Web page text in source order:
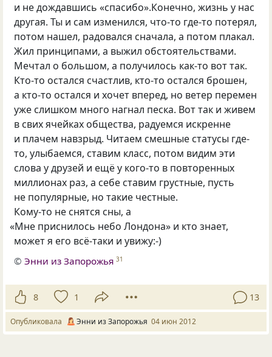
и не дождавшись «спасибо».Конечно, жизнь у нас
другая. Ты и сам изменился, что-то где-то потерял,
потом нашел, радовался сначала, а потом плакал.
Жил принципами, а выжил обстоятельствами.
Мечтал о большом, а получилось как-то вот так.
Кто-то остался счастлив, кто-то остался брошен,
а кто-то остался и хочет вперед, но ветер перемен
уже слишком много нагнал песка. Вот так и живем
в свих ячейках общества, радуемся искренне
и плачем навзрыд. Читаем смешные статусы где-
то, улыбаемся, ставим класс, потом видим эти
слова у друзей и ещё у кого-то в повторенных
миллионах раз, а себе ставим грустные, пусть
не популярные, но такие честные.
Кому-то не снятся сны, а
«Мне приснилось небо Лондона» и кто знает,
может я его всё-таки и увижу:-)
©Энни из Запорожья 31
8 1 13
Опубликовала Энни из Запорожья 04 июн 2012